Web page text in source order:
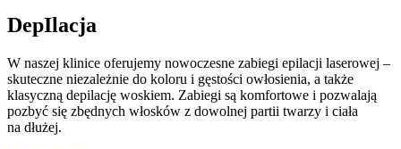
DepIlacja
W naszej klinice oferujemy nowoczesne zabiegi epilacji laserowej –
skuteczne niezależnie do koloru i gęstości owłosienia, a także
klasyczną depilację woskiem. Zabiegi są komfortowe i pozwalają
pozbyć się zbędnych włosków z dowolnej partii twarzy i ciała
na dłużej.